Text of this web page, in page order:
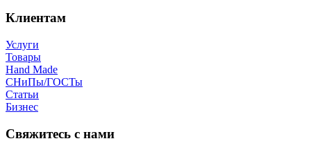
Клиентам
Услуги
Товары
Hand Made
СНиПы/ГОСТы
Статьи
Бизнес
Свяжитесь с нами